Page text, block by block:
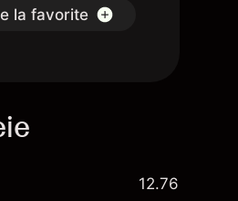
la favorite
12.76